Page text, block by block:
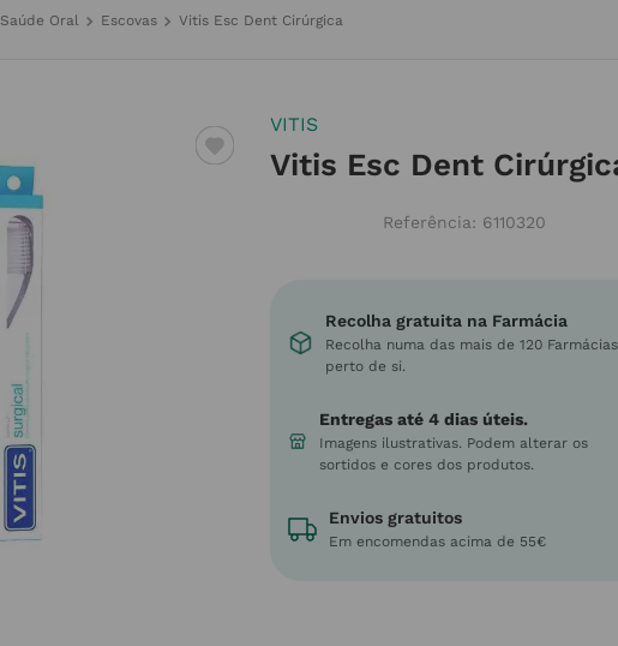
Saúde Oral Escovas Vitis Esc Dent Cirúrgica
VITIS
Vitis Esc Dent
Referência: 6110320
Recolha gratuita na Farmácia
Recolha numa das mais de 120 Farmácias
perto de si.
Entregas até 4 dias úteis.
Imagens ilustrativas. Podem alterar os
sortidos e cores dos produtos.
Envios gratuitos
Em encomendas acima de 55€